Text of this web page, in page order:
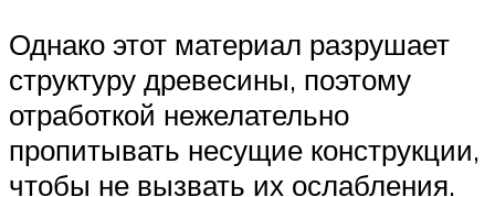
Однако этот материал разрушает
структуру древесины, поэтому
отработкой нежелательно
пропитывать несущие конструкции,
чтобы не вызвать их ослабления.